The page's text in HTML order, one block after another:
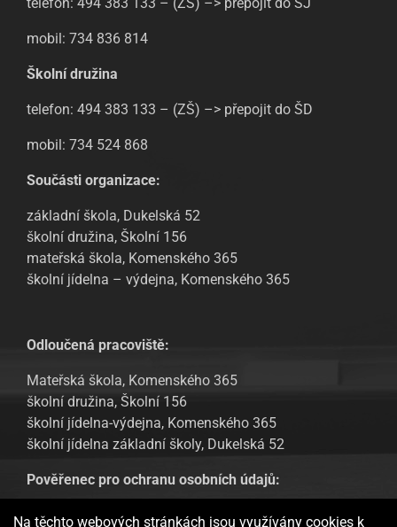
mobil: 734 836 814
Školní družina
telefon: 494 383 133 – (ZŠ) –> přepojit do ŠD
mobil: 734 524 868
Součásti organizace:
základní škola, Dukelská 52
školní družina, Školní 156
mateřská škola, Komenského 365
školní jídelna – výdejna, Komenského 365
Odloučená pracoviště:
Mateřská škola, Komenského 365
školní družina, Školní 156
školní jídelna-výdejna, Komenského 365
školní jídelna základní školy, Dukelská 52
Pověřenec pro ochranu osobních údajů:
Tomáš Urban, email: tomas.urban@sofbit.cz
Na těchto webových stránkách jsou využívány cookies k